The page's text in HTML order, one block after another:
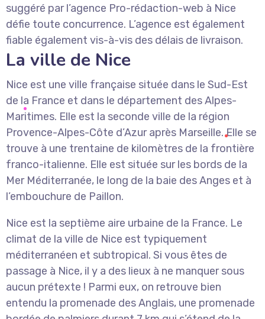
suggéré par l’agence Pro-rédaction-web à Nice
défie toute concurrence. L’agence est également
fiable également vis-à-vis des délais de livraison.
La ville de Nice
Nice est une ville française située dans le Sud-Est
de la France et dans le département des Alpes-
Maritimes. Elle est la seconde ville de la région
Provence-Alpes-Côte d’Azur après Marseille. Elle se
trouve à une trentaine de kilomètres de la frontière
franco-italienne. Elle est située sur les bords de la
Mer Méditerranée, le long de la baie des Anges et à
l’embouchure de Paillon.
Nice est la septième aire urbaine de la France. Le
climat de la ville de Nice est typiquement
méditerranéen et subtropical. Si vous êtes de
passage à Nice, il y a des lieux à ne manquer sous
aucun prétexte ! Parmi eux, on retrouve bien
entendu la promenade des Anglais, une promenade